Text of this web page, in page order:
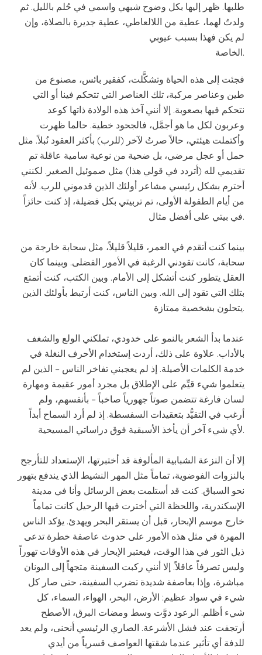
طلبها. ظهر إليها بكل وضوح شبهي واسمي في حُلم بالليل. ثم
ولدتُ لهما، عطية من اللالعاطي، عطية جديرة بالصلاة، وإن
لم يكن فهذا بسبب عيوبي
الخاصة.
فجئت إلى هذه الحياة وتشكَّلت، كفقير بائس، مصنوع من
طين وعناصر مركبة، تلك العناصر التي تتحكم فينا أو التي
نتحكم فيها بصعوبة. إلا أنني آخذ هذه الولادة ذاتها كوعد
وعربون لكل ما هو أجمَّل، فالجحود خطية. حالما ظهرت
وأكتملت هيئتي، حالاً صرتُ لآخر (للرب) بأكثر العقود نُبلاً. مثل
حمل أو عجل مرضي، بل ضحية من نوعية سامية عاقلة تم
تقديمي لله (أتردد في قولي هذا) مثل صموئيل الصغير. لكنني
أحترم بشكل رئيسي مشاعر أولئك الذين قدموني للرب. لأنه
من أيام الطفولة الأولى، تم تربيتي بكل فضيلة، إذ كنت حائزاً
في بيتي على أفضل مثال.
بينما كنت أتقدم في العمر، قليلاً قليلاً، مثل سحابة خارجة من
سحابة، كانت تقودني الرغبة في الأمور الفضلى. وبينما كان
العقل يتطور كنت أتشكل إلى الأمام. وبين الكتب، كنت أتمتع
بتلك التي تقود إلى الله. وبين الناس، كنت أرتبط بأولئك الذين
يتحلون بشخصية ممتازة.
عندما بدأ الشعر بالنمو على خدودي، تملكني الولع والشغف
بالأداب. علاوة على ذلك، أردت إستخدام الأحرف النغلة في
خدمة الكلمات الأصيلة. إذ لم يعجبني تفاخر الناس – الذين لم
يتعلموا شيء قيِّم على الإطلاق بل مجرد أمور عقيمة ومهارة
لسان فارغة تتضمن صوتاً جهورياً صاخباً – بأنفسهم، ولم
أرغب في التقيُّد بتعقيدات السفسطة. إذ لم أرد السماح أبداً
لأي شيء آخر أن يأخذ الأسبقية فوق دراساتي المسيحية.
إلا أن النزعة الشبابية المألوفة قد أختبرتها، الإستعداد للتأرجح
بالنزوات الفوضوية، تماماً مثل المهر النشيط الذي يندفع بتهور
نحو السباق. كنت قد أستلمت بعض الرسائل وأنا في مدينة
الإسكندرية، واللحظة التي أخترت فيها الرحيل كانت تماماً
خارج موسم الإبحار، قبل أن يستقر البحر ويهدئ. يؤكد الناس
المهرة في مثل هذه الأمور على حدوث عاصفة خطرة تدعى
ذيل الثور في هذا الوقت، فيعتبر الإبحار في هذه الأوقات تهوراً
وليس تصرفاً عاقلاً. إلا أنني ركبت السفينة متجهاً إلى اليونان
مباشرة، وإذا بعاصفة شديدة تضرب السفينة، حتى صار كل
شيء في سواد عظيم: الأرض، البحر، الهواء، السماء، كل
شيء أظلم. الرعود دوَّت وسط ومضات البرق، الأصطح
أرتجفت عند فشل الأشرعة. الصاري الرئيسي أنحنى، ولم يعد
للدفة أي تأثير عندما شقتها العواصف قسرياً من أيدي